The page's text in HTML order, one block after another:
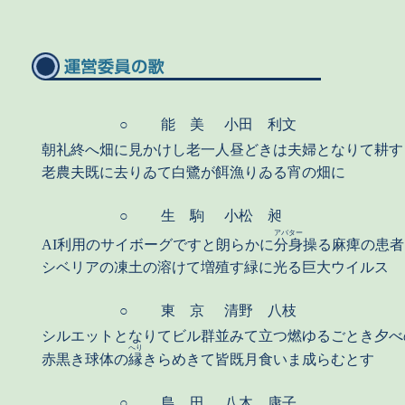
○ 能 美
小田 利文
朝礼終へ畑に見かけし老一人昼どきは夫婦となりて耕す
老農夫既に去りゐて白鷺が餌漁りゐる宵の畑に
○ 生 駒
小松 昶
AI利用のサイボーグですと朗らかに分身
アバター
操る麻痺の患
シベリアの凍土の溶けて増殖す緑に光る巨大ウイルス
○ 東 京
清野 八枝
シルエットとなりてビル群並みて立つ燃ゆるごとき夕
赤黒き球体の縁
へり
きらめきて皆既月食いま成らむとす